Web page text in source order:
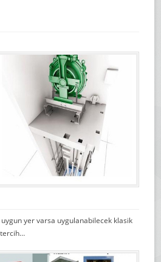
yer varsa uygulanabilecek klasik